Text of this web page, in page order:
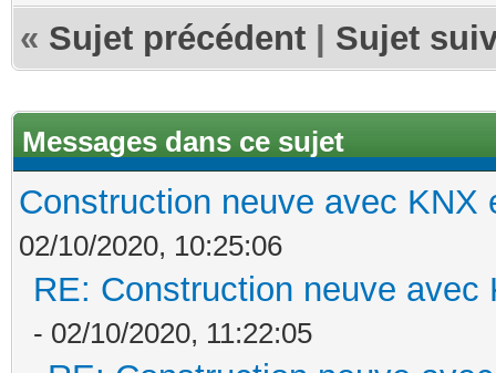
« Sujet précédent Sujet
Messages dans ce sujet
Construction neuve avec KNX
02/10/2020, 10:25:06
RE: Construction neuve avec
- 02/10/2020, 11:22:05